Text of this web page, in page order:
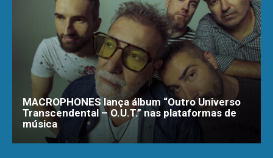
MACROPHONES lança álbum “Outro Universo
Transcendental – O.U.T.” nas plataformas de
música